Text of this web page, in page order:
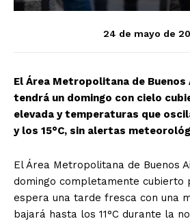
24 de mayo de
El Área Metropolitana de Buenos
tendrá un domingo con cielo
elevada y temperaturas que
y los 15°C, sin alertas
El Área Metropolitana de Buenos
domingo completamente cubierto
espera una tarde fresca con una
bajará hasta los 11°C durante la